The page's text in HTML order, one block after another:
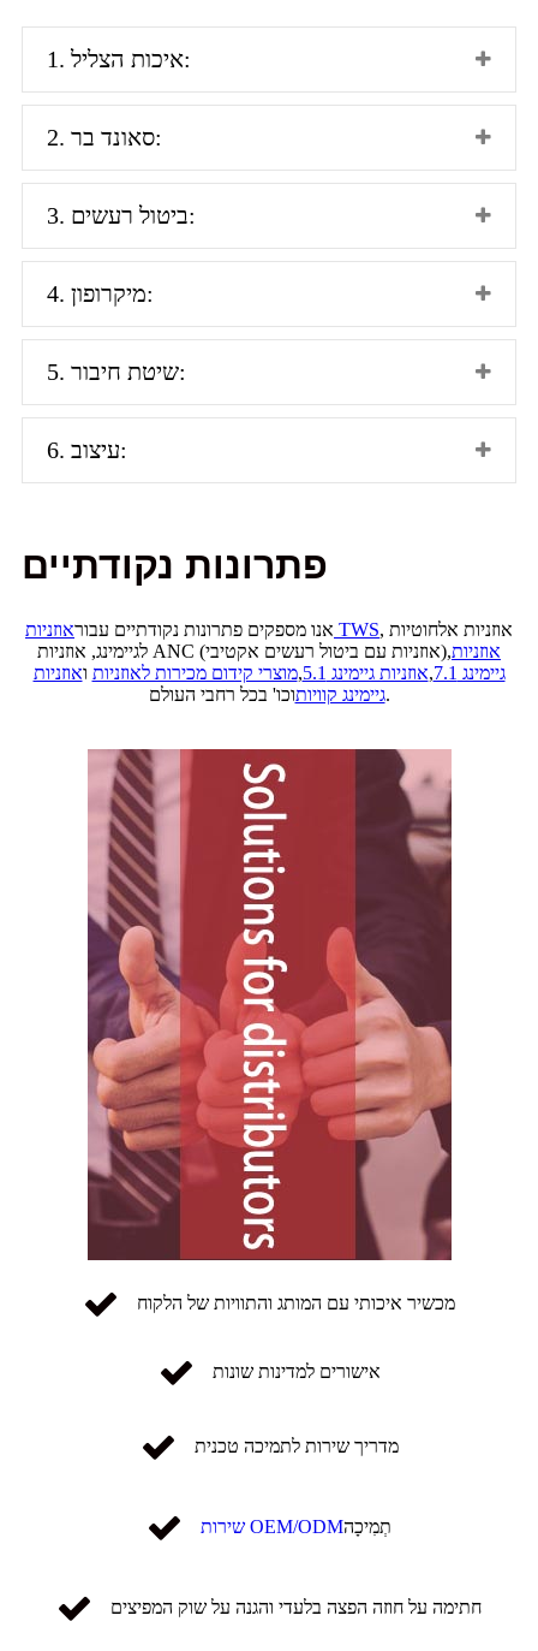
1. איכות הצליל:
2. סאונד בר:
3. ביטול רעשים:
4. מיקרופון:
5. שיטת חיבור:
6. עיצוב:
פתרונות נקודתיים
אנו מספקים פתרונות נקודתיים עבור אוזניות TWS, אוזניות אלחוטיות
לגיימינג, אוזניות ANC (אוזניות עם ביטול רעשים אקטיבי),אוזניות
גיימינג 7.1
,אוזניות גיימינג 5.1 ,מוצרי קידום מכירות לאוזניות ואוזניות
גיימינג קוויותוכו' בכל רחבי העולם.
מכשיר איכותי עם המותג והתוויות של הלקוח
אישורים למדינות שונות
מדריך שירות לתמיכה טכנית
שירות OEM/ODMתְמִיכָה
חתימה על חוזה הפצה בלעדי והגנה על שוק המפיצים